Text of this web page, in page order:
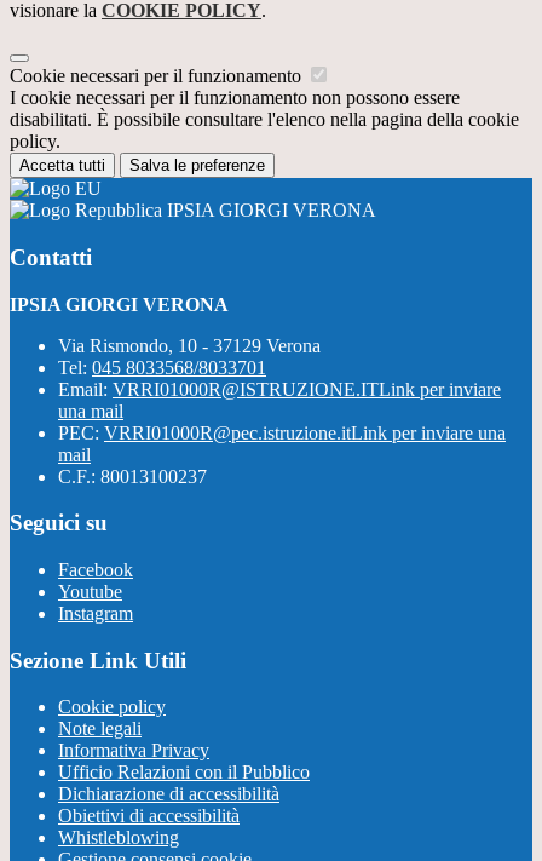
visionare la COOKIE POLICY.
Cookie necessari per il funzionamento
I cookie necessari per il funzionamento non possono essere
disabilitati. È possibile consultare l'elenco nella pagina della cookie
policy.
Accetta tutti Salva le preferenze
IPSIA GIORGI VERONA
Contatti
IPSIA GIORGI VERONA
Via Rismondo, 10 - 37129 Verona
Tel: 045 8033568/8033701
Email: VRRI01000R@ISTRUZIONE.ITLink per inviare
una mail
PEC: VRRI01000R@pec.istruzione.itLink per inviare una
mail
C.F.: 80013100237
Seguici su
Facebook
Youtube
Instagram
Sezione Link Utili
Cookie policy
Note legali
Informativa Privacy
Ufficio Relazioni con il Pubblico
Dichiarazione di accessibilità
Obiettivi di accessibilità
Whistleblowing